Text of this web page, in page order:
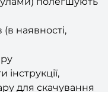
(за
полегшують
наявності,